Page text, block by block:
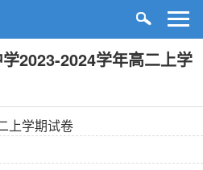
2023-2024学年高二上学
上学期试卷